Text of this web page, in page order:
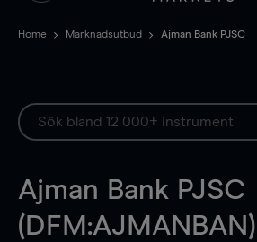
Home Marknadsutbud Ajman Bank PJSC
Ajman Bank PJSC